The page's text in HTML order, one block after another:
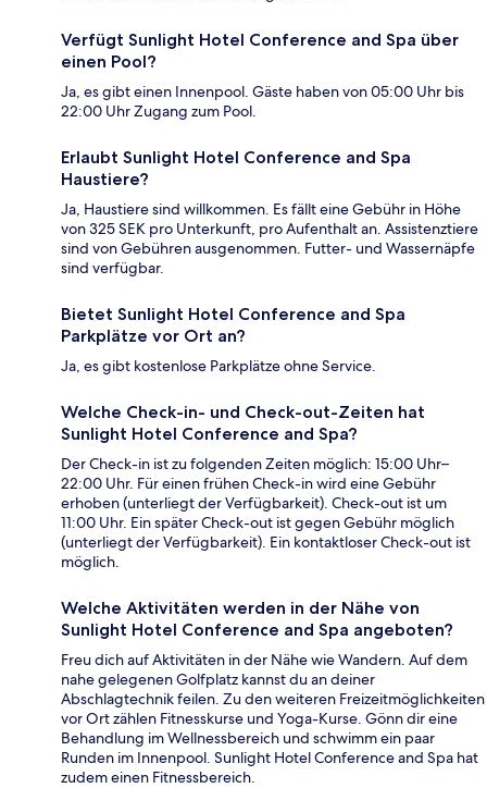
Verfügt Sunlight Hotel Conference and Spa über
einen Pool?
Ja, es gibt einen Innenpool. Gäste haben von 05:00 Uhr bis
22:00 Uhr Zugang zum Pool.
Erlaubt Sunlight Hotel Conference and Spa
Haustiere?
Ja, Haustiere sind willkommen. Es fällt eine Gebühr in Höhe
von 325 SEK pro Unterkunft, pro Aufenthalt an. Assistenztiere
sind von Gebühren ausgenommen. Futter- und Wassernäpfe
sind verfügbar.
Bietet Sunlight Hotel Conference and Spa
Parkplätze vor Ort an?
Ja, es gibt kostenlose Parkplätze ohne Service.
Welche Check-in- und Check-out-Zeiten hat
Sunlight Hotel Conference and Spa?
Der Check-in ist zu folgenden Zeiten möglich: 15:00 Uhr–
22:00 Uhr. Für einen frühen Check-in wird eine Gebühr
erhoben (unterliegt der Verfügbarkeit). Check-out ist um
11:00 Uhr. Ein später Check-out ist gegen Gebühr möglich
(unterliegt der Verfügbarkeit). Ein kontaktloser Check-out ist
möglich.
Welche Aktivitäten werden in der Nähe von
Sunlight Hotel Conference and Spa angeboten?
Freu dich auf Aktivitäten in der Nähe wie Wandern. Auf dem
nahe gelegenen Golfplatz kannst du an deiner
Abschlagtechnik feilen. Zu den weiteren Freizeitmöglichkeiten
vor Ort zählen Fitnesskurse und Yoga-Kurse. Gönn dir eine
Behandlung im Wellnessbereich und schwimm ein paar
Runden im Innenpool. Sunlight Hotel Conference and Spa hat
zudem einen Fitnessbereich.